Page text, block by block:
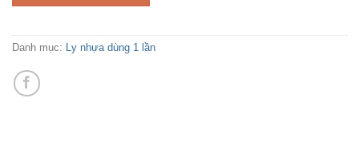
Danh mục: Ly nhựa dùng 1 lần